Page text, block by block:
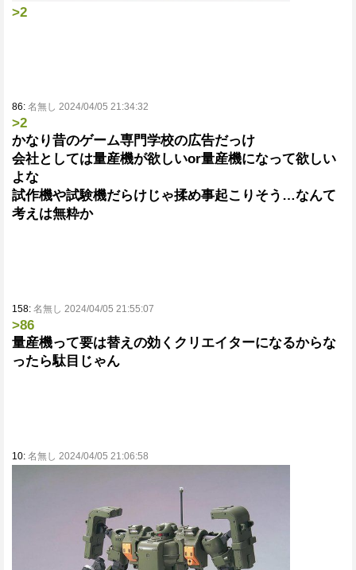
>2
86: 名無し 2024/04/05 21:34:32
>2
かなり昔のゲーム専門学校の広告だっけ
会社としては量産機が欲しいor量産機になって欲しい
よな
試作機や試験機だらけじゃ揉め事起こりそう…なんて
考えは無粋か
158: 名無し 2024/04/05 21:55:07
>86
量産機って要は替えの効くクリエイターになるからな
ったら駄目じゃん
10: 名無し 2024/04/05 21:06:58